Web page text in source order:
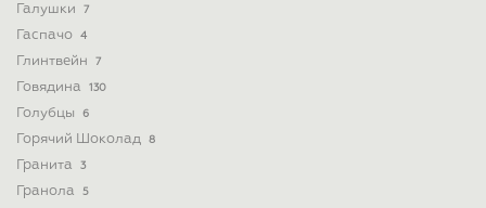
Галушки 7
Гаспачо 4
Глинтвейн 7
Говядина 130
Голубцы 6
Горячий Шоколад 8
Гранита 3
Гранола 5